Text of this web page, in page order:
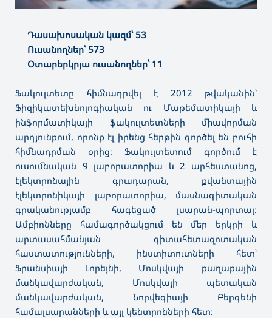
Դասախոսական կազմ՝ 53
Ուսանողներ՝ 573
Օտարերկրյա ուսանողներ՝ 11
Ֆակուլտետը հիմնադրվել է 2012 թվականին՝
Ֆիզիկատեխնոլոգիական ու Մաթեմատիկայի և
ինֆորմատիկայի ֆակուլտետների միավորման
արդյունքում, որոնք էլ իրենց հերթին գործել են բուհի
հիմնադրման օրից։ Ֆակուլտետում գործում է
ուսումնական 9 լաբորատորիա և 2 արհեստանոց,
էլեկտրոնային գրադարան, քվանտային
էլեկտրոնիկայի լաբորատորիա, մասնագիտական
գրականությամբ հագեցած լսարան-պորտալ։
Ամբիոնները համագործակցում են մեր երկրի և
արտասահմանյան գիտահետազոտական
հաստատությունների, ինստիտուտների հետ՝
Ֆրանսիայի Լորեյնի, Մոսկվայի քաղաքային
մանկավարժական, Մոսկվայի պետական
մանկավարժական, Նորվեգիայի Բերգենի
համալսարանների և այլ կենտրոնների հետ։